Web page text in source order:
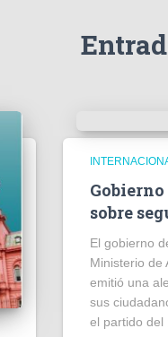
sobre
El gobierno
Ministerio de
emitió una
sus
el partido del